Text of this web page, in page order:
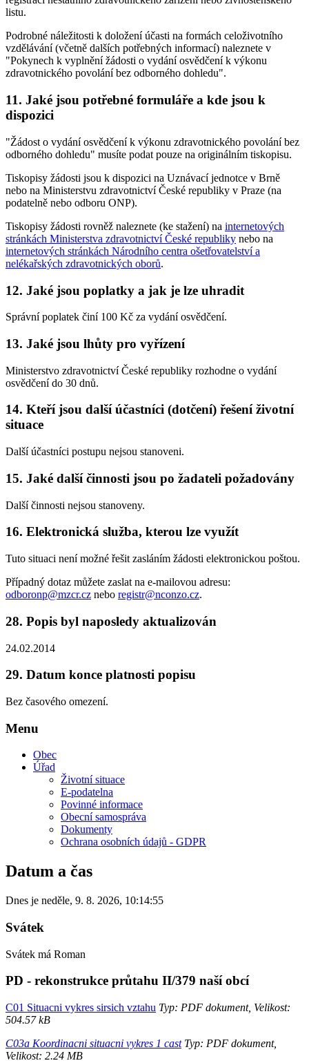
listu.
Podrobné náležitosti k doložení účasti na formách celoživotního
vzdělávání (včetně dalších potřebných informací) naleznete v
"Pokynech k vyplnění žádosti o vydání osvědčení k výkonu
zdravotnického povolání bez odborného dohledu".
11. Jaké jsou potřebné formuláře a kde jsou k
dispozici
"Žádost o vydání osvědčení k výkonu zdravotnického povolání bez
odborného dohledu" musíte podat pouze na originálním tiskopisu.
Tiskopisy žádosti jsou k dispozici na Uznávací jednotce v Brně
nebo na Ministerstvu zdravotnictví České republiky v Praze (na
podatelně nebo odboru ONP).
Tiskopisy žádosti rovněž naleznete (ke stažení) na internetových
stránkách Ministerstva zdravotnictví České republiky nebo na
internetových stránkách Národního centra ošetřovatelství a
nelékařských zdravotnických oborů.
12. Jaké jsou poplatky a jak je lze uhradit
Správní poplatek činí 100 Kč za vydání osvědčení.
13. Jaké jsou lhůty pro vyřízení
Ministerstvo zdravotnictví České republiky rozhodne o vydání
osvědčení do 30 dnů.
14. Kteří jsou další účastníci (dotčení) řešení životní
situace
Další účastníci postupu nejsou stanoveni.
15. Jaké další činnosti jsou po žadateli požadovány
Další činnosti nejsou stanoveny.
16. Elektronická služba, kterou lze využít
Tuto situaci není možné řešit zasláním žádosti elektronickou poštou.
Případný dotaz můžete zaslat na e-mailovou adresu:
odboronp@mzcr.cz nebo registr@nconzo.cz.
28. Popis byl naposledy aktualizován
24.02.2014
29. Datum konce platnosti popisu
Bez časového omezení.
Menu
Obec
Úřad
Životní situace
E-podatelna
Povinné informace
Obecní samospráva
Dokumenty
Ochrana osobních údajů - GDPR
Datum a čas
Dnes je neděle, 9. 8. 2026, 10:14:55
Svátek
Svátek má Roman
PD - rekonstrukce průtahu II/379 naší obcí
C01 Situacni vykres sirsich vztahu Typ: PDF dokument, Velikost:
504.57 kB
C03a Koordinacni situacni vykres 1 castTyp: PDF dokument,
Velikost: 2.24 MB